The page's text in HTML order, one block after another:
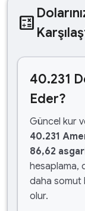
calculate
40.231
Eder?
Güncel kur
40.231
86,62
hesaplama,
daha somut
olur.